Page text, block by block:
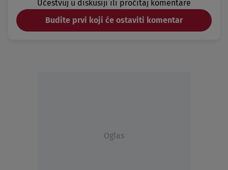
Učestvuj u diskusiji ili pročitaj komentare
Budite prvi koji će ostaviti komentar
Oglas